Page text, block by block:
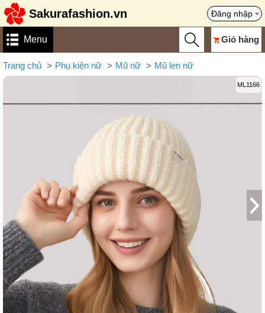
Sakurafashion.vn Đăng nhập
Menu Giỏ hàng
Trang chủ Phụ kiện nữ Mũ nữ Mũ len nữ
ML1166